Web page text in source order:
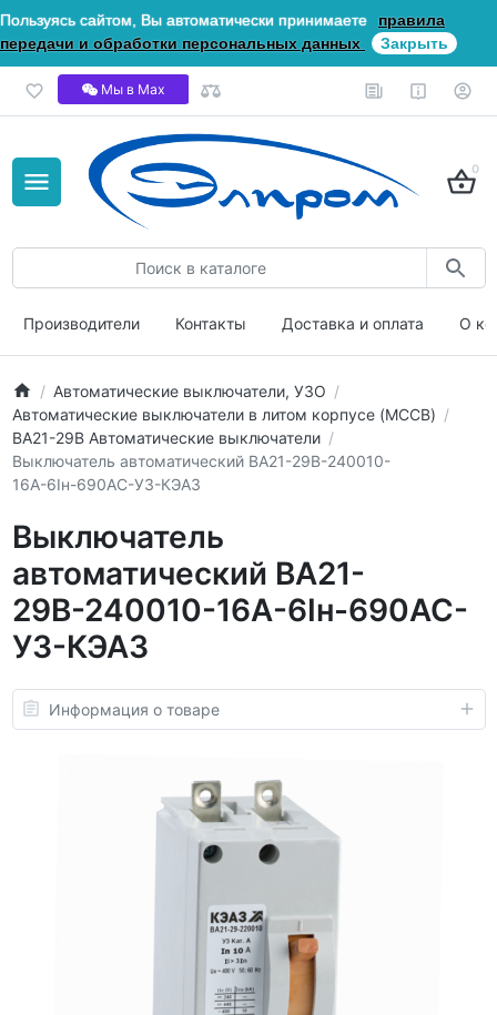
Пользуясь сайтом, Вы автоматически принимаете
правила
передачи и обработки персональных данных
Закрыть
Мы в Мах
0
Производители Контакты Доставка и оплата О
Автоматические выключатели, УЗО
Автоматические выключатели в литом корпусе (MCCB)
ВА21-29В Автоматические выключатели
Выключатель автоматический ВА21-29В-240010-
16А-6Iн-690AC-У3-КЭАЗ
Выключатель
автоматический ВА21-
29В-240010-16А-6Iн-690AC-
У3-КЭАЗ
Информация о товаре